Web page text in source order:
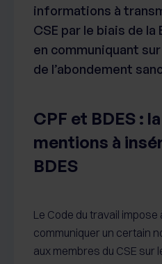
informations à
CSE par le biais de la
en communiquant
de l’abondement
CPF et BDES :
mentions à
BDES
Le Code du travail impose
communiquer un certain
aux membres du CSE sur